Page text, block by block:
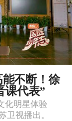
能不断！徐
课代表”
化明星体验
卫视播出。